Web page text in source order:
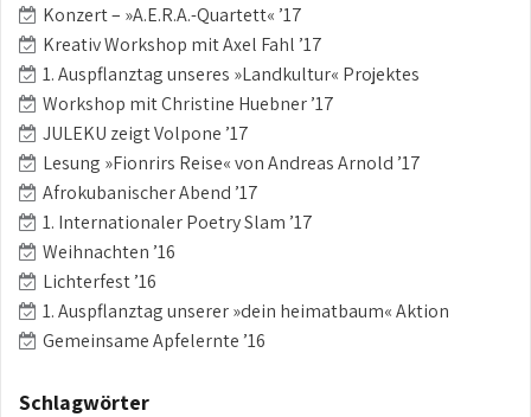
Konzert – »A.E.R.A.-Quartett« ’17
Kreativ Workshop mit Axel Fahl ’17
1. Auspflanztag unseres »Landkultur« Projektes
Workshop mit Christine Huebner ’17
JULEKU zeigt Volpone ’17
Lesung »Fionrirs Reise« von Andreas Arnold ’17
Afrokubanischer Abend ’17
1. Internationaler Poetry Slam ’17
Weihnachten ’16
Lichterfest ’16
1. Auspflanztag unserer »dein heimatbaum« Aktion
Gemeinsame Apfelernte ’16
Schlagwörter